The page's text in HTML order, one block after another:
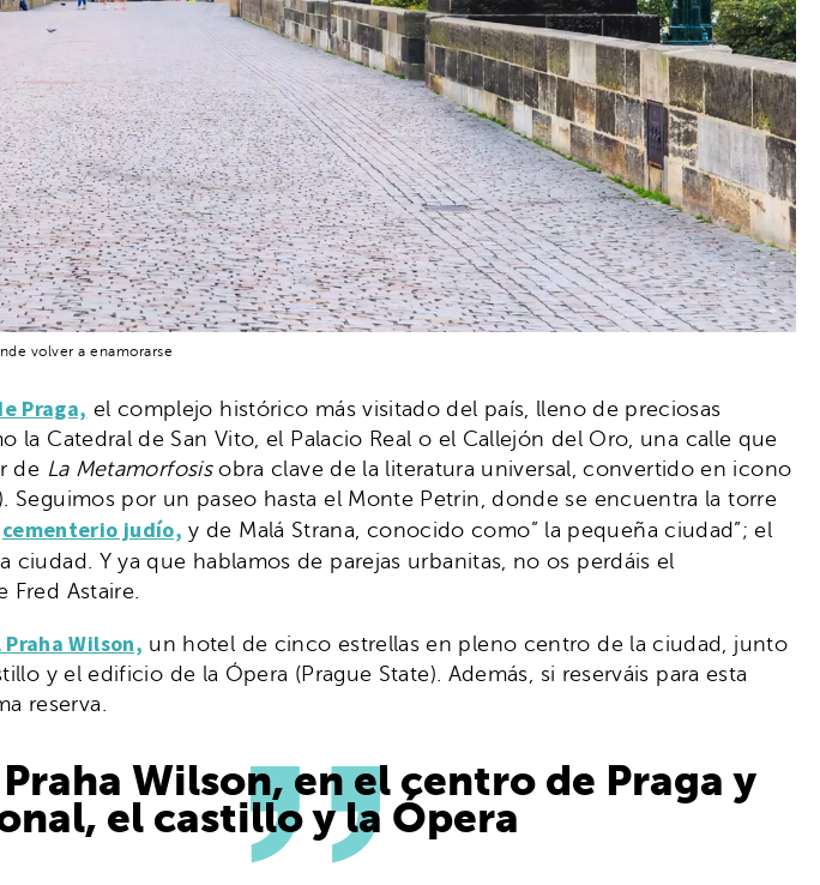
volver a enamorarse
Praga, el complejo histórico más visitado del país, lleno de preciosas
Catedral de San Vito, el Palacio Real o el Callejón del Oro, una calle que
de La Metamorfosisobra clave de la literatura universal, convertido en icono
por un paseo hasta el Monte Petrin, donde se encuentra la torre
cementerio judío, y de Malá Strana, conocido como” la pequeña ciudad”; el
ciudad. Y ya que hablamos de parejas urbanitas, no os perdáis el
Astaire.
Wilson, un hotel de cinco estrellas en pleno centro de la ciudad, junto
y el edificio de la Ópera (Prague State). Además, si reserváis para esta
reserva.
Wilson, en el centro de Praga y
el castillo y la Ópera